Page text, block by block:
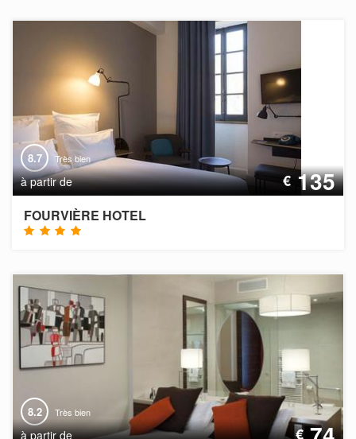
8.7 Très bien
à partir de € 135
FOURVIÈRE HOTEL
8.2 Très bien
à partir de €